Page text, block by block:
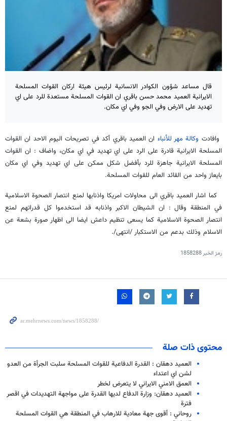
قال مساعد شؤون الكوادر الانسانية لرئيس هيئة اركان القوات المسلحة
الايرانية العميد محمد حسن باقري ان القوات المسلحة مستعدة للرد على اي
تهديد على الارض وفي الجو وفي اي مكان.
وافادت وكالة مهر للأنباء ان العميد باقري أكد في تصريحات اليوم الاحد ان القوات
المسلحة الايرانية قادرة على الرد على اي تهديد في اي مكان، واضاف : ان القوات
المسلحة الايرانية جاهزة للرد بأفضل شكل ممكن على اي تهديد وفي اي مكان
بايعاز واحد من القائد العام للقوات المسلحة.
كما اشار العميد باقري الى محاولات امريكا واذنابها لمنع انتصار الصحوة الاسلامية
في المنطقة وقال : ان الشيطان الاكبر واذنابه قد استخدموا كل قدراتهم لمنع
انتصار الصحوة الاسلامية كما يسعى تنظيم داعش ايضا الى اظهار صورة بشعة عن
الاسلام وذلك بدعم من الاستكبار /انتهى/.
رمز الخبر1858288
محتوى ذات صلة
العميد دهقان : القدرة الدفاعية للقوات المسلحة سلبت الجرأة من العدو
لشن اي اعتداء
العمق الامني الايراني لا يتعرض لخطر
العميد دهقان: وزارة الدفاع لديها القدرة على مواجهة التهديدات في اقصر
فترة
روحاني : أقوى جهة معادية للارهاب في المنطقة هي القوات المسلحة